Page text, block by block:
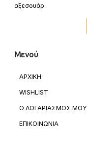
αξεσουάρ.
Μενού
ΑΡΧΙΚΗ
WISHLIST
Ο ΛΟΓΑΡΙΑΣΜΟΣ ΜΟΥ
ΕΠΙΚΟΙΝΩΝΙΑ